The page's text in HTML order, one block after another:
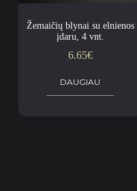
Žemaičių blynai su elnienos
įdaru, 4 vnt.
6.65€
DAUGIAU